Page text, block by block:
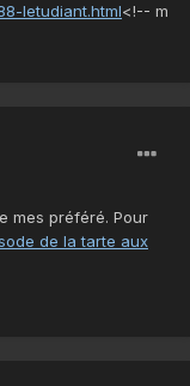
letudiant.html<!-- m
mes préféré. Pour
de la tarte aux